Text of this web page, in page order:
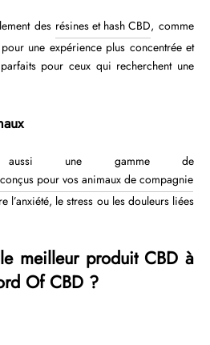
des résines et hash CBD, comme
une expérience plus concentrée et
pour ceux qui recherchent une
aussi une gamme de
pour vos animaux de compagnie
l’anxiété, le stress ou les douleurs liées
meilleur produit CBD à
Of CBD ?